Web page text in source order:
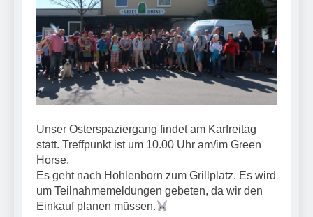
Unser Osterspaziergang findet am Karfreitag
statt. Treffpunkt ist um 10.00 Uhr am/im Green
Horse.
Es geht nach Hohlenborn zum Grillplatz. Es wird
um Teilnahmemeldungen gebeten, da wir den
Einkauf planen müssen.